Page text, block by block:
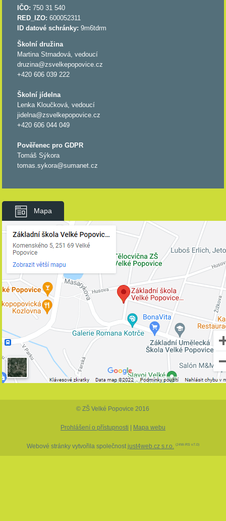
IČO:750 31 540
RED_IZO: 600052311
ID datové schránky:9m6tdrm
Školní družina
Martina Strnadová, vedoucí
druzina@zsvelkepopovice.cz
+420 606 039 222
Školní jídelna
Lenka Kloučková, vedoucí
jidelna@zsvelkepopovice.cz
+420 606 044 049
Pověřenec pro GDPR
Tomáš Sýkora
tomas.sykora@sumanet.cz
Mapa
© ZŠ Velké Popovice 2016
Prohlášení o přístupnosti Mapa webu
Webové stránky vytvořila společnost just4web.cz s.r.o. (J4W-RS v7.0)